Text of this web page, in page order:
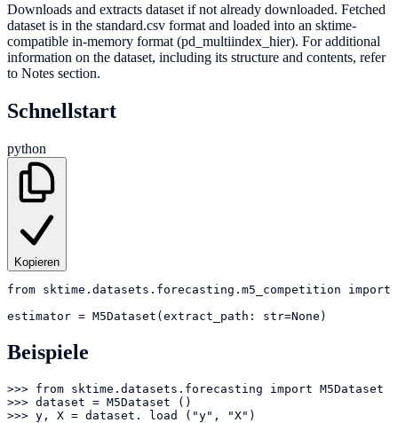
Downloads and extracts dataset if not already downloaded. Fetched
dataset is in the standard.csv format and loaded into an sktime-
compatible in-memory format (pd_multiindex_hier). For additional
information on the dataset, including its structure and contents, refer
to Notes section.
Schnellstart
python
Kopieren
from sktime.datasets.forecasting.m5_competition
import
estimator = M5Dataset(extract_path: str=None)
Beispiele
>>> from sktime.datasets.forecasting import M5Dataset
>>> dataset = M5Dataset ()
>>> y, X = dataset. load ("y", "X")